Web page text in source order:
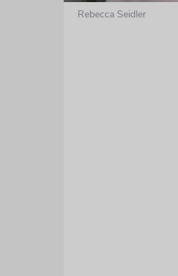
Rebecca Seidler